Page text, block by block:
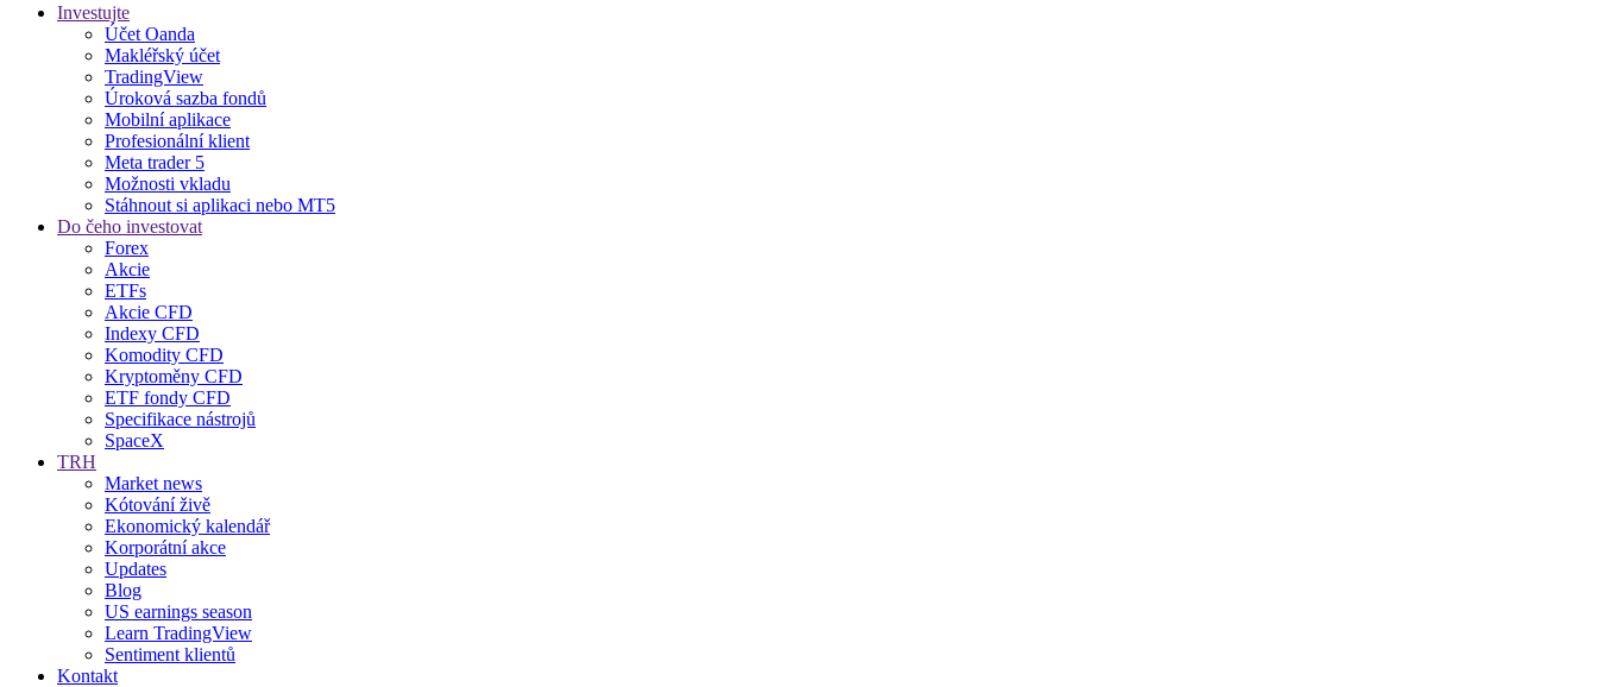
Investujte
Účet Oanda
Makléřský účet
TradingView
Úroková sazba fondů
Mobilní aplikace
Profesionální klient
Meta trader 5
Možnosti vkladu
Stáhnout si aplikaci nebo MT5
Do čeho investovat
Forex
Akcie
ETFs
Akcie CFD
Indexy CFD
Komodity CFD
Kryptoměny CFD
ETF fondy CFD
Specifikace nástrojů
SpaceX
TRH
Market news
Kótování živě
Ekonomický kalendář
Korporátní akce
Updates
Blog
US earnings season
Learn TradingView
Sentiment klientů
Kontakt